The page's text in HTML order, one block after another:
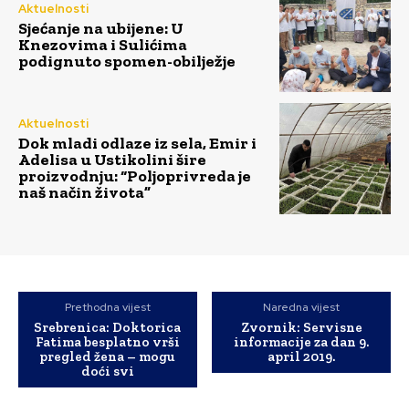
Aktuelnosti
Sjećanje na ubijene: U
Knezovima i Sulićima
podignuto spomen-obilježje
Aktuelnosti
Dok mladi odlaze iz sela, Emir i
Adelisa u Ustikolini šire
proizvodnju: “Poljoprivreda je
naš način života”
Prethodna vijest
Srebrenica: Doktorica
Fatima besplatno vrši
pregled žena – mogu
doći svi
Naredna vijest
Zvornik: Servisne
informacije za dan 9.
april 2019.